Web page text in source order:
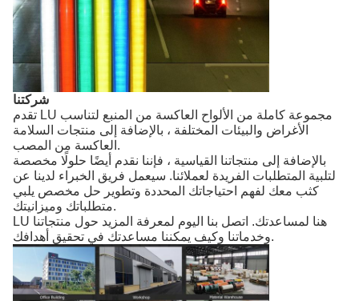
شركتنا
تقدم LU مجموعة كاملة من الألواح العاكسة من المنبع لتناسب
الأغراض والبيئات المختلفة ، بالإضافة إلى منتجات السلامة
العاكسة من المصب.
بالإضافة إلى منتجاتنا القياسية ، فإننا نقدم أيضًا حلولًا مخصصة
لتلبية المتطلبات الفريدة لعملائنا. سيعمل فريق الخبراء لدينا عن
كثب معك لفهم احتياجاتك المحددة وتطوير حل مخصص يلبي
متطلباتك وميزانيتك.
LU هنا لمساعدتك. اتصل بنا اليوم لمعرفة المزيد حول منتجاتنا
وخدماتنا وكيف يمكننا مساعدتك في تحقيق أهدافك.